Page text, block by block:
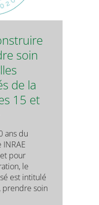
soin
de la
15 et
ans du
pour
le
est intitulé
prendre soin